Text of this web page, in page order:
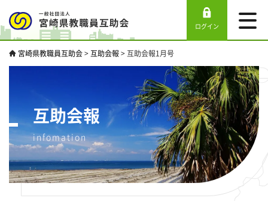
ログイン
宮崎県教職員互助会> 互助会報 > 互助会報1月号
互助会報
infomation